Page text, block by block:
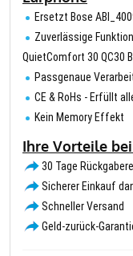
Ersetzt Bose
Zuverlässige
QuietComfort 30 QC30
Passgenaue
CE & RoHs - Erfüllt
Kein Memory Effekt
Ihre Vorteile
30 Tage
Sicherer Einkauf
Schneller Versand
Geld-zurück-